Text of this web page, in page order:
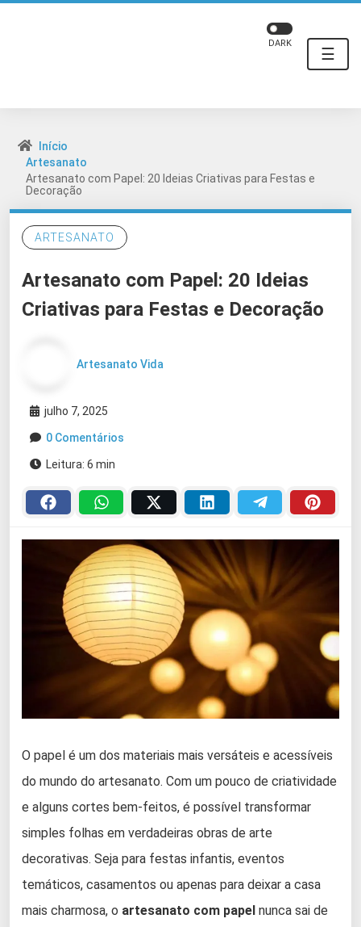
☰
DARK
Início
Artesanato
Artesanato com Papel: 20 Ideias Criativas para Festas e
Decoração
ARTESANATO
Artesanato com Papel: 20 Ideias
Criativas para Festas e Decoração
Artesanato Vida
julho 7, 2025
0 Comentários
Leitura: 6 min
O papel é um dos materiais mais versáteis e acessíveis
do mundo do artesanato. Com um pouco de criatividade
e alguns cortes bem-feitos, é possível transformar
simples folhas em verdadeiras obras de arte
decorativas. Seja para festas infantis, eventos
temáticos, casamentos ou apenas para deixar a casa
mais charmosa, o artesanato com papel nunca sai de